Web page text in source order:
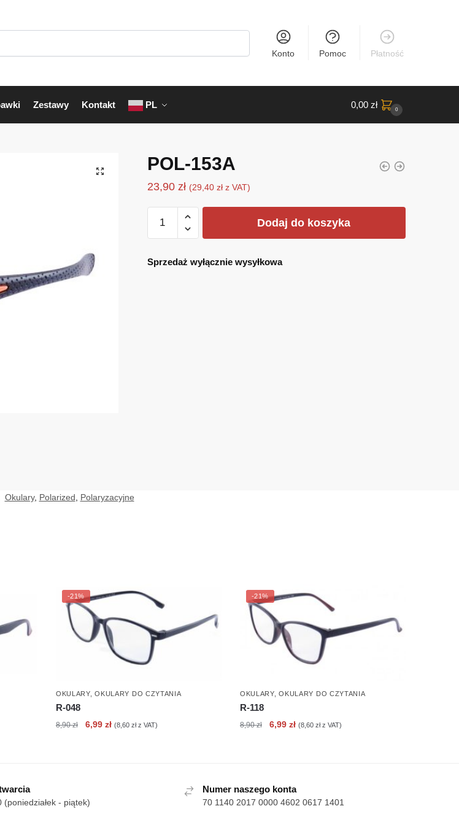
Konto Pomoc Płatność
Zestawy Kontakt PL 0,00 zł 0
POL-153A
23,90 zł (29,40 złz VAT)
POL-
Dodaj do koszyka
Sprzedaż wyłącznie wysyłkowa
Okulary, Polarized, Polaryzacyjne
-21%
OKULARY,OKULARY DO CZYTANIA
R-048
8,90zł
Pierwotna
6,99 złAktualna
(8,60 złz VAT)
-21%
OKULARY,OKULARY DO CZYTANIA
R-118
8,90zł
Pierwotna
6,99 złAktualna
(8,60 złz VAT)
(poniedziałek - piątek)
Numer naszego konta
70 1140 2017 0000 4602 0617 1401